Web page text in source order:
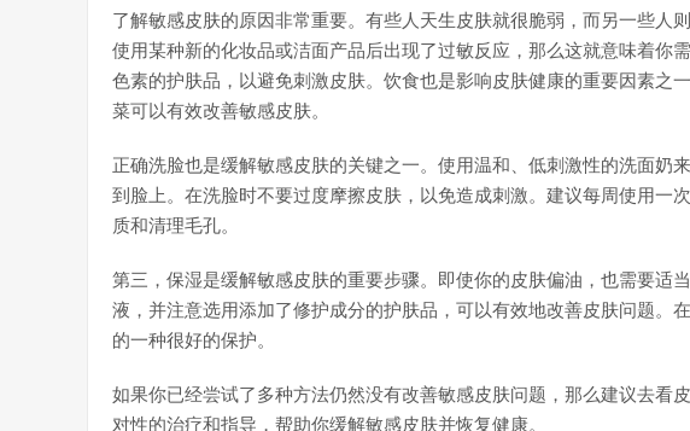
了解敏感皮肤的原因非常重要。有些人天生皮肤就很脆弱，而另一些人
使用某种新的化妆品或洁面产品后出现了过敏反应，那么这就意味着你
色素的护肤品，以避免刺激皮肤。饮食也是影响皮肤健康的重要因素之
菜可以有效改善敏感皮肤。
正确洗脸也是缓解敏感皮肤的关键之一。使用温和、低刺激性的洗面奶
到脸上。在洗脸时不要过度摩擦皮肤，以免造成刺激。建议每周使用一
质和清理毛孔。
第三，保湿是缓解敏感皮肤的重要步骤。即使你的皮肤偏油，也需要适
液，并注意选用添加了修护成分的护肤品，可以有效地改善皮肤问题。
的一种很好的保护。
如果你已经尝试了多种方法仍然没有改善敏感皮肤问题，那么建议去看
对性的治疗和指导，帮助你缓解敏感皮肤并恢复健康。